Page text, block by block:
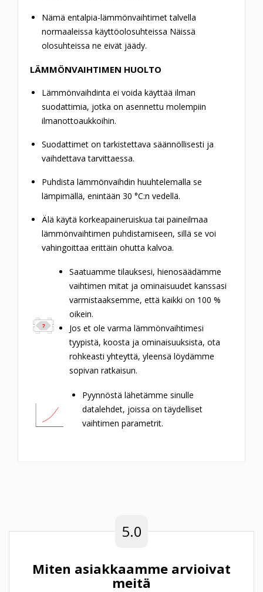
Nämä entalpia-lämmönvaihtimet talvella
normaaleissa käyttöolosuhteissa Näissä
olosuhteissa ne eivät jäädy.
LÄMMÖNVAIHTIMEN HUOLTO
Lämmönvaihdinta ei voida käyttää ilman
suodattimia, jotka on asennettu molempiin
ilmanottoaukkoihin.
Suodattimet on tarkistettava säännöllisesti ja
vaihdettava tarvittaessa.
Puhdista lämmönvaihdin huuhtelemalla se
lämpimällä, enintään 30 °C:n vedellä.
Älä käytä korkeapaineruiskua tai paineilmaa
lämmönvaihtimen puhdistamiseen, sillä se voi
vahingoittaa erittäin ohutta kalvoa.
Saatuamme tilauksesi, hienosäädämme
vaihtimen mitat ja ominaisuudet kanssasi
varmistaaksemme, että kaikki on 100 %
oikein.
Jos et ole varma lämmönvaihtimesi
tyypistä, koosta ja ominaisuuksista, ota
rohkeasti yhteyttä, yleensä löydämme
sopivan ratkaisun.
Pyynnöstä lähetämme sinulle
datalehdet, joissa on täydelliset
vaihtimen parametrit.
5.0
Miten asiakkaamme arvioivat
meitä